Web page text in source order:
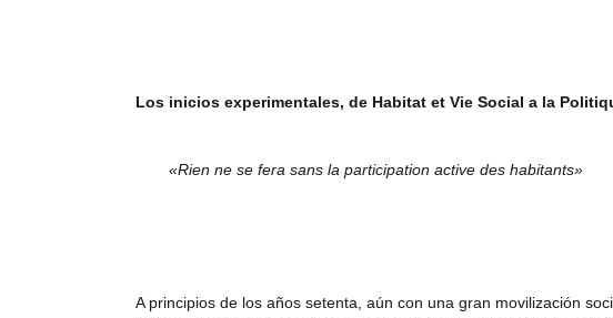
Los inicios experimentales, de Habitat et Vie Social a la
«Rien ne se fera sans la participation active des habitants»
A principios de los años setenta, aún con una gran movilización